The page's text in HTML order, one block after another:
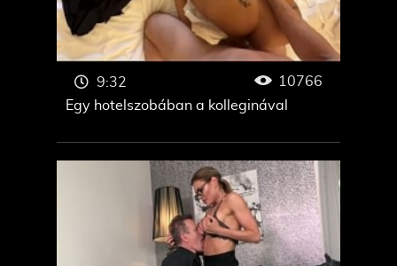
Egy hotelszobában a kolleginával
9:32 10766